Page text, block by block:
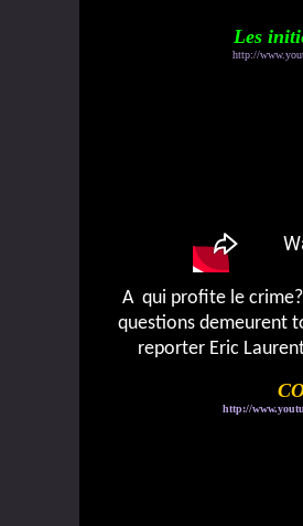
Les
http://
A qui profite le
questions demeurent
reporter Eric
http://